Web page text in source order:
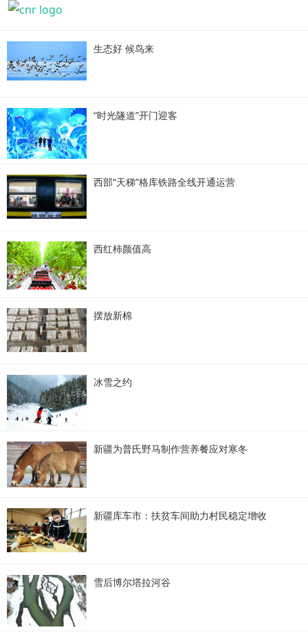
生态好 候鸟来
“时光隧道”开门迎客
西部“天梯”格库铁路全线开通运营
西红柿颜值高
摆放新棉
冰雪之约
新疆为普氏野马制作营养餐应对寒冬
新疆库车市：扶贫车间助力村民稳定增收
雪后博尔塔拉河谷